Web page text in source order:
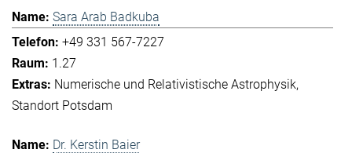
Sara Arab Badkuba
+49 331 567-7227
1.27
Numerische und Relativistische Astrophysik
Standort Potsdam
Dr. Kerstin Baier